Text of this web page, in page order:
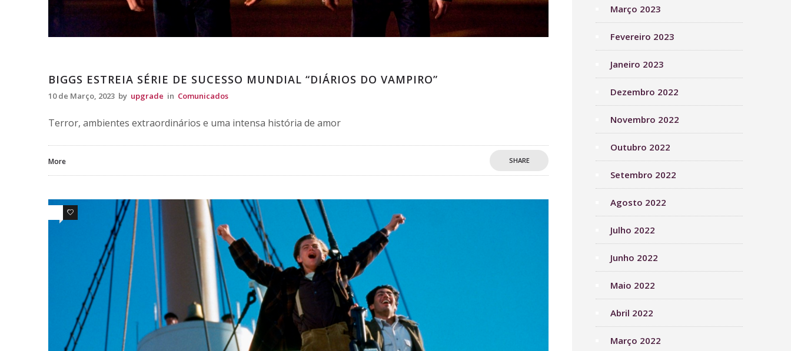
BIGGS ESTREIA SÉRIE DE SUCESSO MUNDIAL “DIÁRIOS DO VAMPIRO”
10 de Março, 2023 by upgrade in Comunicados
Terror, ambientes extraordinários e uma intensa história de amor
More SHARE
0
Março 2023
Fevereiro 2023
Janeiro 2023
Dezembro 2022
Novembro 2022
Outubro 2022
Setembro 2022
Agosto 2022
Julho 2022
Junho 2022
Maio 2022
Abril 2022
Março 2022